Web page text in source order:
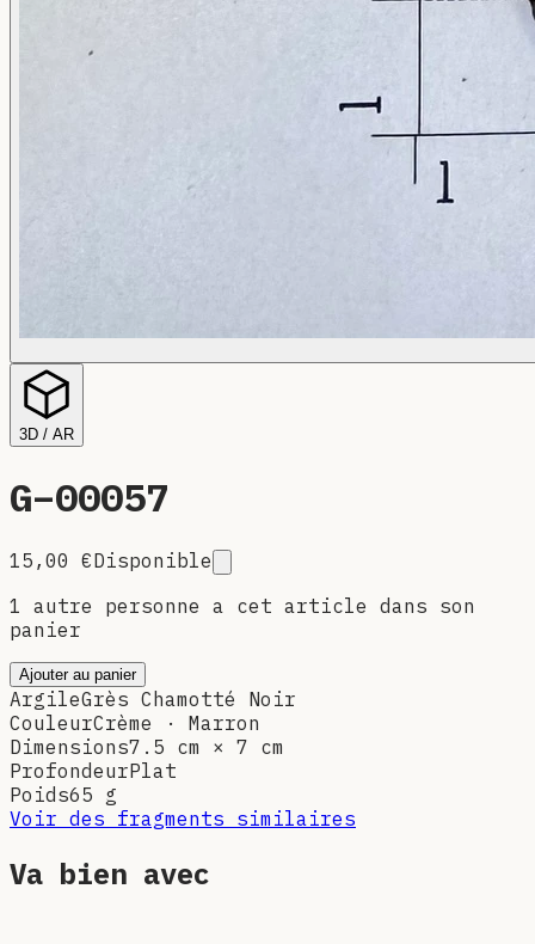
3D / AR
G–00057
15,00 €Disponible
1 autre personne a cet article dans son
panier
Ajouter au panier
ArgileGrès Chamotté Noir
CouleurCrème · Marron
Dimensions7.5 cm × 7 cm
ProfondeurPlat
Poids65 g
Voir des fragments similaires
Va bien avec